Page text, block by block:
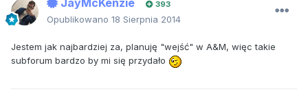
JayMcKenzie 393
Opublikowano 18 Sierpnia 2014
Jestem jak najbardziej za, planuję "wejść" w A&M, więc takie
subforum bardzo by mi się przydało